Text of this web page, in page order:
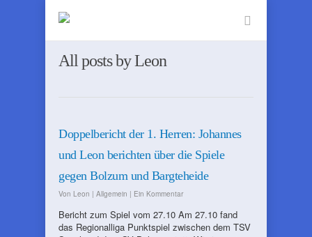
All posts by Leon
Doppelbericht der 1. Herren: Johannes
und Leon berichten über die Spiele
gegen Bolzum und Bargteheide
Von Leon | Allgemein | Ein Kommentar
Bericht zum Spiel vom 27.10 Am 27.10 fand
das Regionalliga Punktspiel zwischen dem TSV